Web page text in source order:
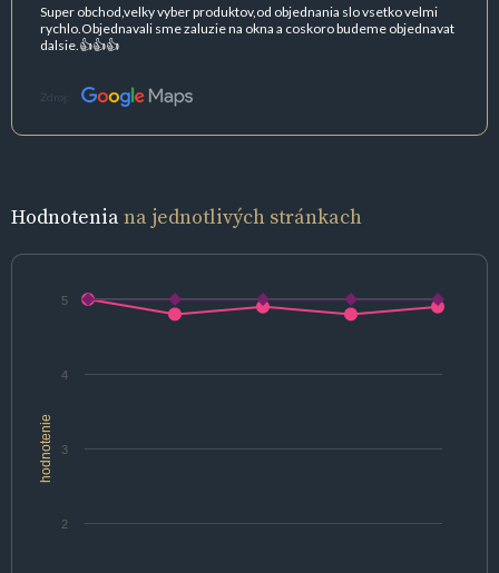
Super obchod,velky vyber produktov,od objednania slo vsetko velmi
rychlo.Objednavali sme zaluzie na okna a coskoro budeme objednavat
dalsie.👍👍👍
Zdroj:
Hodnoteniana jednotlivých stránkach
hodnotenie
2
3
4
5